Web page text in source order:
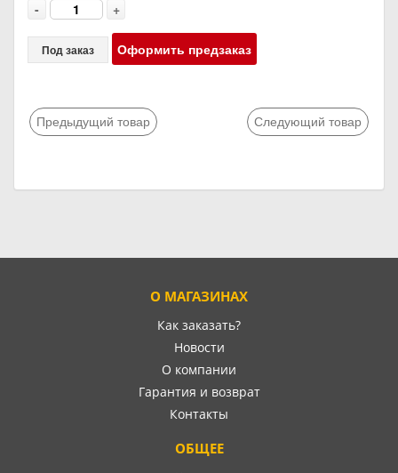
- +
Под заказ Оформить предзаказ
Предыдущий товар Следующий товар
О МАГАЗИНАХ
Как заказать?
Новости
О компании
Гарантия и возврат
Контакты
ОБЩЕЕ